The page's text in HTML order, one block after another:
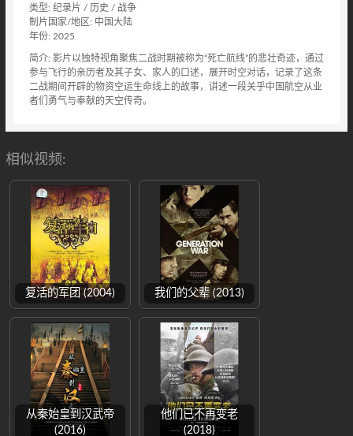
类型: 纪录片 / 历史 / 战争
制片国家/地区: 中国大陆
年份: 2025
简介: 影片以独特视角聚焦二战时期被称为“死亡航线”的悲壮奇迹，通过
参与飞行的亲历者及其子女、家人的口述，展开时空对话，记录了这条
二战期间开辟的物资空运生命线上的故事，讲述一段关乎中国航空从业
者们勇气与奉献的天空传奇。
相似视频:
复活的军团 (2004) 我们的父辈 (2013)
从秦始皇到汉武帝
(2016)
他们已不再变老
(2018)